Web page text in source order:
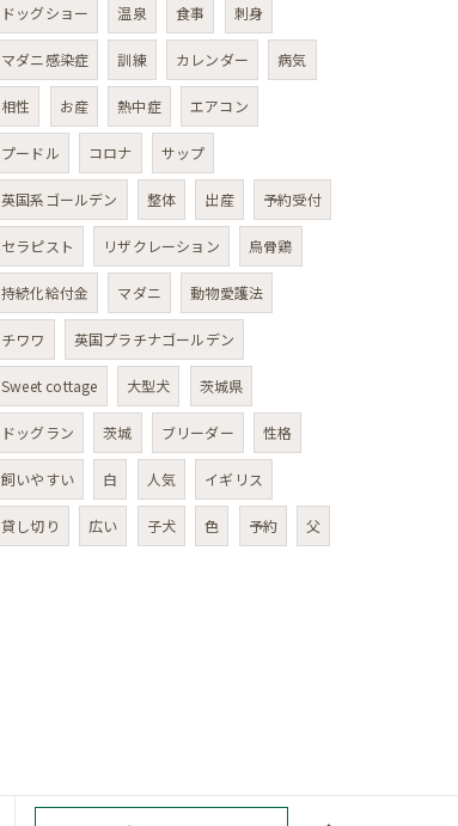
ドッグショー 温泉 食事 刺身
マダニ感染症 訓練 カレンダー 病気
相性 お産 熱中症 エアコン
プードル コロナ サップ
英国系ゴールデン 整体 出産 予約受付
セラピスト リザクレーション 烏骨鶏
持続化給付金 マダニ 動物愛護法
チワワ 英国プラチナゴールデン
Sweet cottage 大型犬 茨城県
ドッグラン 茨城 ブリーダー 性格
飼いやすい 白 人気 イギリス
貸し切り 広い 子犬 色 予約 父